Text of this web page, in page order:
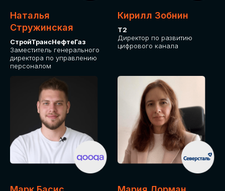
Наталья
Стружинская
СтройТрансНефтеГаз
Заместитель генерального
директора по управлению
персоналом
Кирилл Зобнин
Т2
Директор по развитию
цифрового канала
СРЕДИ ПАРТНЕРОВ
МЕРОПРИЯТИЯ